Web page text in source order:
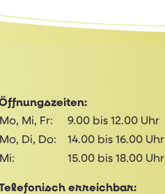
Mo, Mi, Fr:
9.00 bis 12.00 Uhr
Mo, Di, Do:
14.00 bis 16.00 Uhr
Mi:
15.00 bis 18.00 Uhr
erreichbar: